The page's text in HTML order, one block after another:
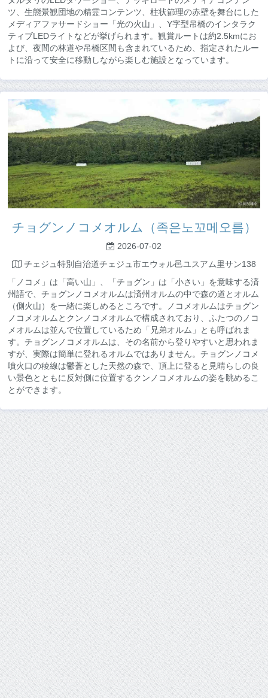
ツ、生態景観団地の精霊コンテンツ、柱状節理の赤壁を舞台にした
メディアファサードショー「光の火山」、Y字型吊橋のインタラク
ティブLEDライトなどが挙げられます。観賞ルートは約2.5kmにお
よび、夜間の林道や吊橋区間も含まれているため、指定されたルー
トに沿って安全に移動しながら楽しむ施設となっています。
チョグンノコメオルム（족은노꼬메오름）
2026-07-02
チェジュ特別自治道チェジュ市エウォル邑ユスアム里サン138
「ノコメ」は「高い山」、「チョグン」は「小さい」を意味する済
州語で、チョグンノコメオルムは済州オルムの中で森の道とオルム
（側火山）を一緒に楽しめるところです。ノコメオルムはチョグン
ノコメオルムとクンノコメオルムで構成されており、ふたつのノコ
メオルムは並んで位置しているため「兄弟オルム」とも呼ばれま
す。チョグンノコメオルムは、その名前から登りやすいと思われま
すが、実際は簡単に登れるオルムではありません。チョグンノコメ
噴火口の稜線は鬱蒼とした天然の森で、頂上に登ると見晴らしの良
い景色とともに反対側に位置するクンノコメオルムの姿を眺めるこ
とができます。